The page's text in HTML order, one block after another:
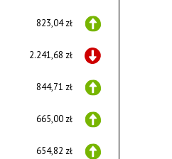
823,04 zł
2.241,68 zł
844,71 zł
665,00 zł
654,82 zł